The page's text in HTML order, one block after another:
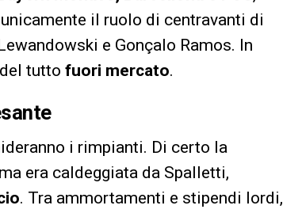
il ruolo di centravanti di
e Gonçalo Ramos. In
tutto fuori mercato.
i rimpianti. Di certo la
era caldeggiata da Spalletti,
. Tra ammortamenti e stipendi lordi,